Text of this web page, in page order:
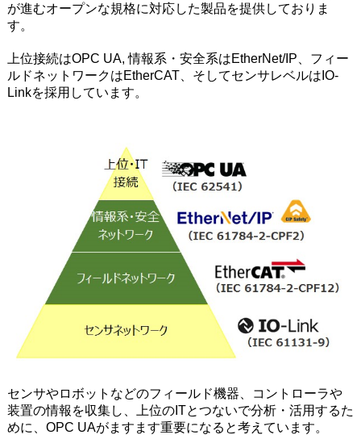
が進むオープンな規格に対応した製品を提供しておりま
す。
上位接続はOPC UA, 情報系・安全系はEtherNet/IP、フィー
ルドネットワークはEtherCAT、そしてセンサレベルはIO-
Linkを採用しています。
センサやロボットなどのフィールド機器、コントローラや
装置の情報を収集し、上位のITとつないで分析・活用するた
めに、OPC UAがますます重要になると考えています。